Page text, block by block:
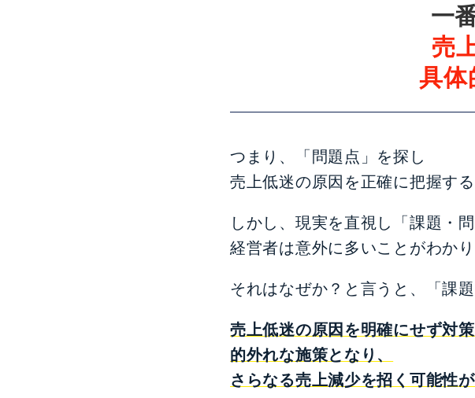
一
売
具体
つまり、「問題点」を探し
売上低迷の原因を正確に把握す
しかし、現実を直視し「課題・
経営者は意外に多いことがわかり
それはなぜか？と言うと、「課
売上低迷の原因を明確にせず対策
的外れな施策となり、
さらなる売上減少を招く可能性が